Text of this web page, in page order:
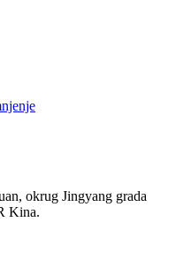
okrug Jingyang grada
Kina.